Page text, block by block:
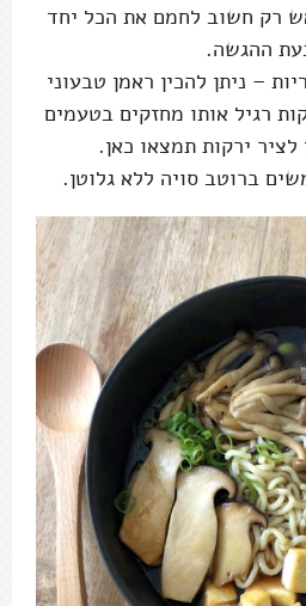
רק חשוב לחמם את הכל יחד
ההגשה.
– ניתן להכין ראמן טבעוני
רגיל אותו מחזקים בטעמים
ירקות תמצאו כאן.
ברוטב סויה ללא גלוטן.